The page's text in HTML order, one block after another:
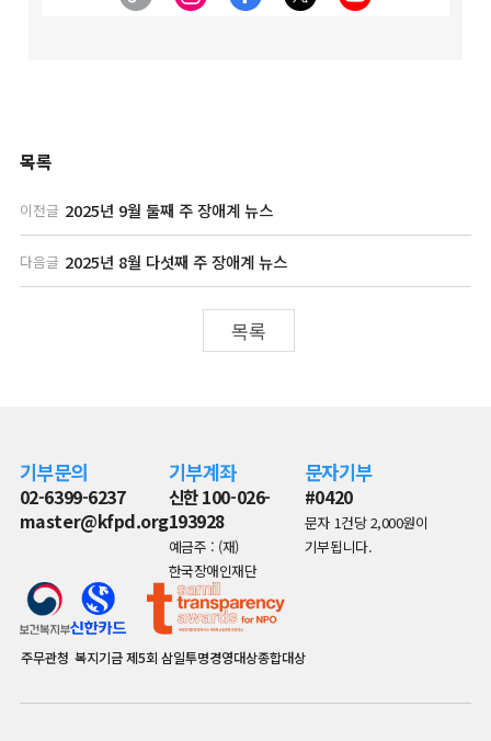
목록
이전글 2025년 9월 둘째 주 장애계 뉴스
다음글 2025년 8월 다섯째 주 장애계 뉴스
목록
기부문의
02-6399-6237
master@kfpd.org
기부계좌
신한 100-026-
193928
예금주 : (재)
한국장애인재단
문자기부
#0420
문자 1건당 2,000원이
기부됩니다.
주무관청 복지기금제5회 삼일투명경영대상종합대상